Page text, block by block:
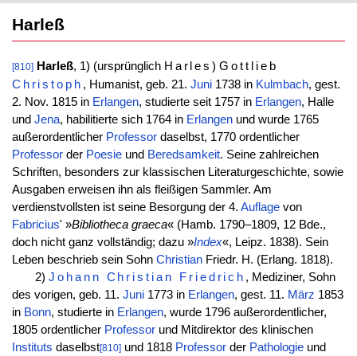
Harleß
[810] Harleß, 1) (ursprünglich Harles)Gottlieb
Christoph , Humanist, geb. 21.Juni 1738 in Kulmbach, gest.
2. Nov. 1815 in Erlangen, studierte seit 1757 in Erlangen, Halle
und Jena, habilitierte sich 1764 in Erlangenund wurde 1765
außerordentlicher Professordaselbst, 1770 ordentlicher
Professorder Poesieund Beredsamkeit. Seine zahlreichen
Schriften, besonders zur klassischen Literaturgeschichte, sowie
Ausgaben erweisen ihn als fleißigen Sammler. Am
verdienstvollsten ist seine Besorgung der 4. Auflagevon
Fabricius' »Bibliotheca graeca« (Hamb. 1790–1809, 12 Bde.,
doch nicht ganz vollständig; dazu »Index«, Leipz. 1838). Sein
Leben beschrieb sein Sohn ChristianFriedr. H. (Erlang. 1818).
2) Johann Christian Friedrich , Mediziner, Sohn
des vorigen, geb. 11. Juni1773 in Erlangen, gest. 11. März 1853
in Bonn, studierte in Erlangen, wurde 1796 außerordentlicher,
1805 ordentlicher Professorund Mitdirektor des klinischen
Instituts daselbst[810]und 1818 Professorder Pathologieund